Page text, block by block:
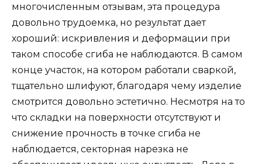
многочисленным отзывам, эта процедура
довольно трудоемка, но результат дает
хороший: искривления и деформации при
таком способе сгиба не наблюдаются. В самом
конце участок, на котором работали сваркой,
тщательно шлифуют, благодаря чему изделие
смотрится довольно эстетично. Несмотря на то
что складки на поверхности отсутствуют и
снижение прочность в точке сгиба не
наблюдается, секторная нарезка не